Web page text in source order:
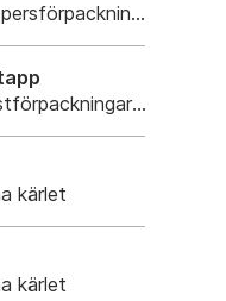
Eller
Eller
kärlet
kärlet